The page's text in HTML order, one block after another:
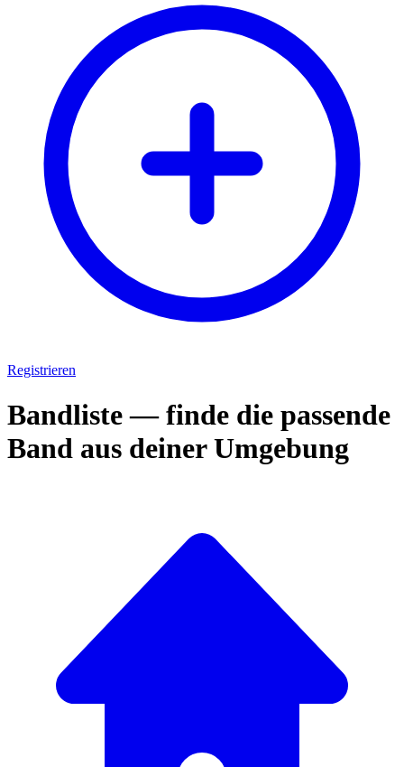
Registrieren
Bandliste — finde die passende
Band aus deiner Umgebung